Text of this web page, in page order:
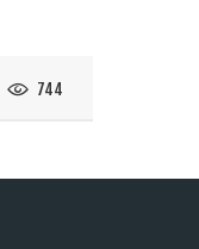
744